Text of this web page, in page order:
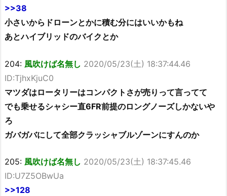
>>38
小さいからドローンとかに積む分にはいいかもね
あとハイブリッドのバイクとか
204: 風吹けば名無し 2020/05/23(土) 18:37:44.46
ID:TjhxKjuC0
マツダはロータリーはコンパクトさが売りって言ってて
でも乗せるシャシー直6FR前提のロングノーズしかないや
ろ
ガバガバにして全部クラッシャブルゾーンにすんのか
205: 風吹けば名無し 2020/05/23(土) 18:37:45.46
ID:U7Z5OBwUa
>>128